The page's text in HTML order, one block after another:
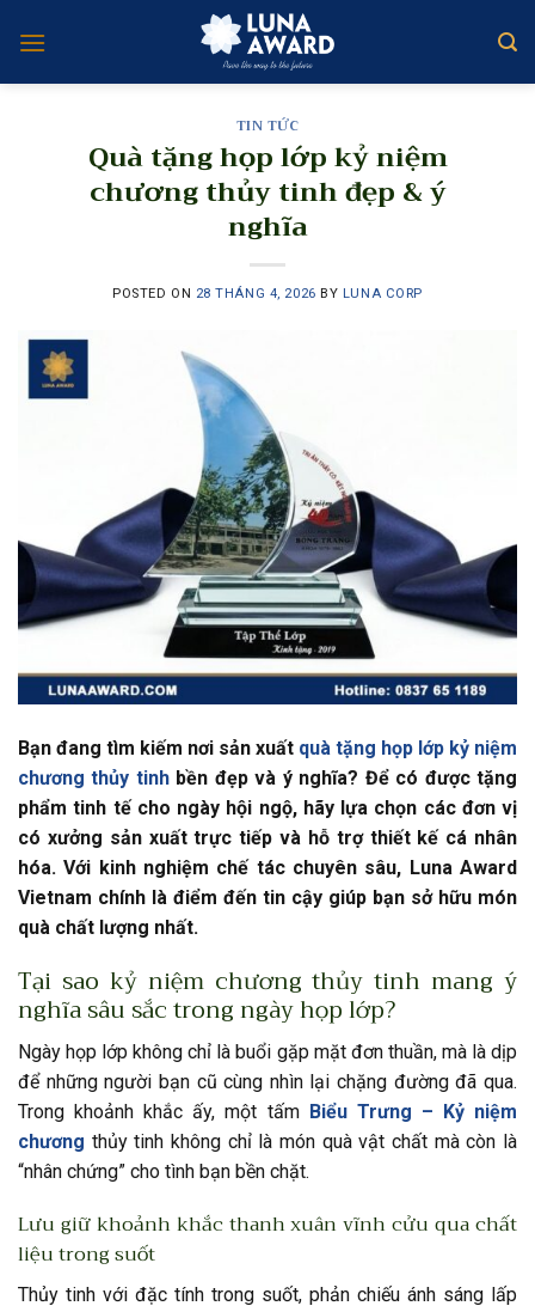
TIN TỨC
Quà tặng họp lớp kỷ niệm
chương thủy tinh đẹp & ý
nghĩa
POSTED ON 28 THÁNG 4, 2026 BY LUNA CORP
Bạn đang tìm kiếm nơi sản xuất quà tặng họp lớp kỷ niệm
chương thủy tinhbền đẹp và ý nghĩa? Để có được tặng
phẩm tinh tế cho ngày hội ngộ, hãy lựa chọn các đơn vị
có xưởng sản xuất trực tiếp và hỗ trợ thiết kế cá nhân
hóa. Với kinh nghiệm chế tác chuyên sâu, Luna Award
Vietnam chính là điểm đến tin cậy giúp bạn sở hữu món
quà chất lượng nhất.
Tại sao kỷ niệm chương thủy tinh mang ý
nghĩa sâu sắc trong ngày họp lớp?
Ngày họp lớp không chỉ là buổi gặp mặt đơn thuần, mà là dịp
để những người bạn cũ cùng nhìn lại chặng đường đã qua.
Trong khoảnh khắc ấy, một tấm Biểu Trưng – Kỷ niệm
chương thủy tinh không chỉ là món quà vật chất mà còn là
“nhân chứng” cho tình bạn bền chặt.
Lưu giữ khoảnh khắc thanh xuân vĩnh cửu qua chất
liệu trong suốt
Thủy tinh với đặc tính trong suốt, phản chiếu ánh sáng lấp